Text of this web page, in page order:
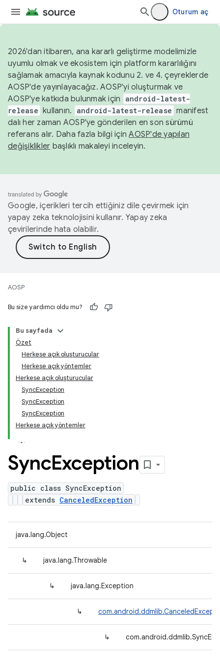
Oturum aç
2026'dan itibaren, ana kararlı geliştirme modelimizle
uyumlu olmak ve ekosistem için platform kararlılığını
sağlamak amacıyla kaynak kodunu 2. ve 4. çeyreklerde
AOSP'de yayınlayacağız. AOSP'yi oluşturmak ve
AOSP'ye katkıda bulunmak için
android-latest-
release kullanın. android-latest-release manifest
dalı her zaman AOSP'ye gönderilen en son sürümü
referans alır. Daha fazla bilgi içinAOSP'de yapılan
değişiklikler başlıklı makaleyi inceleyin.
Google, içerikleri tercih ettiğiniz dile çevirmek için
yapay zeka teknolojisini kullanır. Yapay zeka
çevirilerinde hata olabilir.
AOSP
Bu size yardımcı oldu mu?
Bu sayfada
Özet
Herkese açık oluşturucular
Herkese açık yöntemler
Herkese açık oluşturucular
SyncException
SyncException
SyncException
Herkese açık yöntemler
SyncException
public class SyncException
extends CanceledException
java.lang.Object
↳ java.lang.Throwable
↳ java.lang.Exception
↳
↳